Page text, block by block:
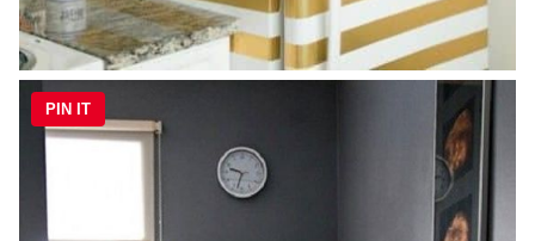
PIN IT